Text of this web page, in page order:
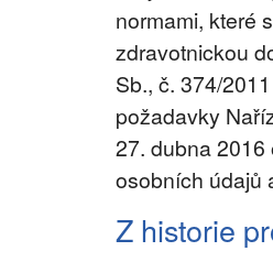
normami, které
zdravotnickou
Sb., č. 374/
požadavky
27. dubna
osobních údajů
Z historie